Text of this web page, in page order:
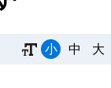
小 中 大